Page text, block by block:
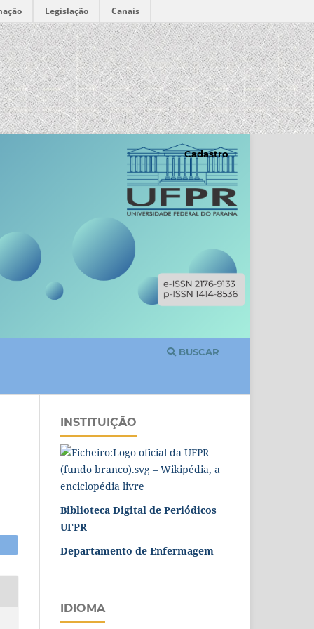
Legislação Canais
BUSCAR
Cadastro
INSTITUIÇÃO
Biblioteca Digital de Periódicos
UFPR
Departamento de Enfermagem
IDIOMA